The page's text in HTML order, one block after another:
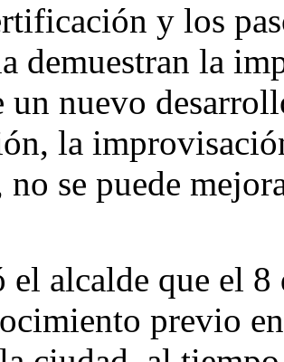
y los
demuestran la
un nuevo
la
no se puede
el alcalde que el
previo